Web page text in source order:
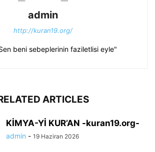
admin
http://kuran19.org/
beni sebeplerinin faziletlisi eyle"
ARTICLES
KİMYA-Yİ KUR’AN -kuran19.org-
admin - 19 Haziran 2026